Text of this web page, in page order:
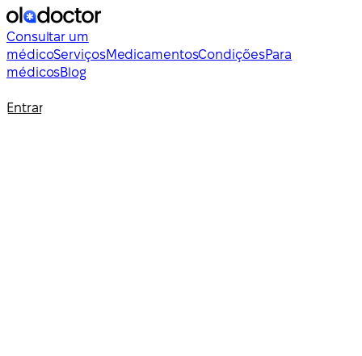
Consultar um
médicoServiçosMedicamentosCondiçõesPara
médicosBlog
Entrar